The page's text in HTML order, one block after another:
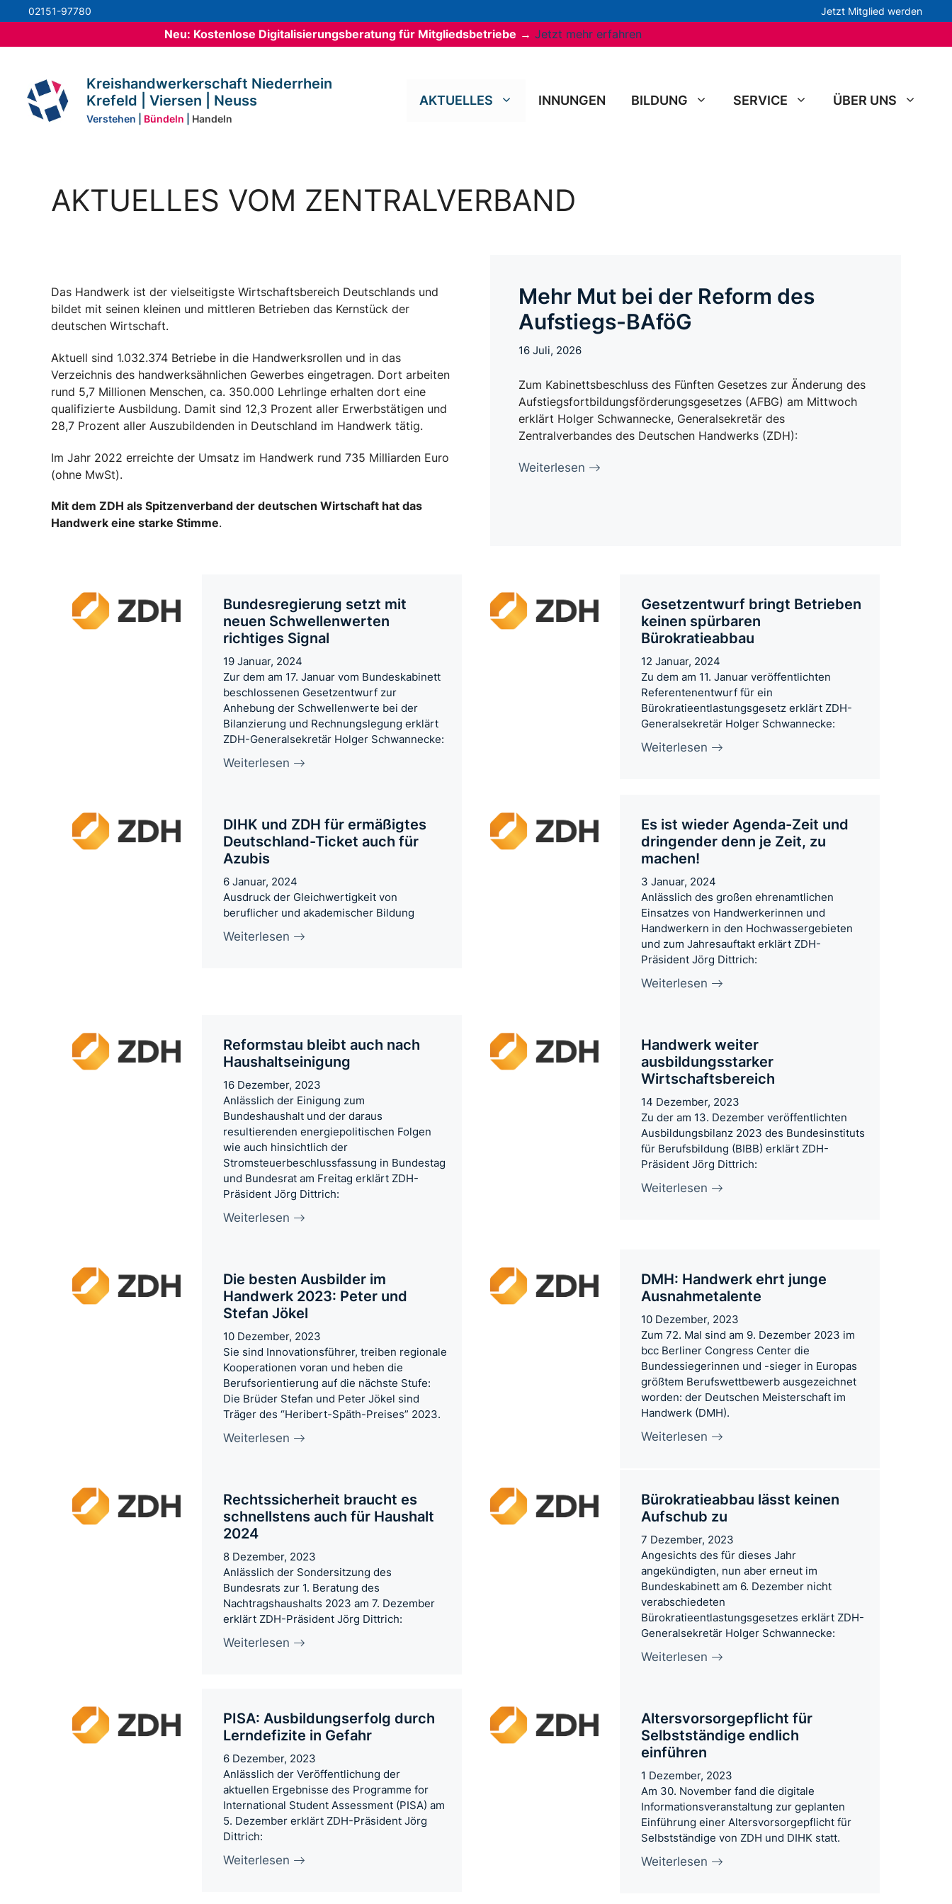
Inhalt
02151-97780 Jetzt Mitglied werden
Neu: Kostenlose Digitalisierungsberatung für Mitgliedsbetriebe → Jetzt mehr erfahren
Kreishandwerkerschaft Niederrhein
Krefeld | Viersen | Neuss
Verstehen Bündeln Handeln
AKTUELLES INNUNGEN BILDUNG SERVICE ÜBER UNS
AKTUELLES VOM ZENTRALVERBAND
Das Handwerk ist der vielseitigste Wirtschaftsbereich Deutschlands und
bildet mit seinen kleinen und mittleren Betrieben das Kernstück der
deutschen Wirtschaft.
Aktuell sind 1.032.374 Betriebe in die Handwerksrollen und in das
Verzeichnis des handwerksähnlichen Gewerbes eingetragen. Dort arbeiten
rund 5,7 Millionen Menschen, ca. 350.000 Lehrlinge erhalten dort eine
qualifizierte Ausbildung. Damit sind 12,3 Prozent aller Erwerbstätigen und
28,7 Prozent aller Auszubildenden in Deutschland im Handwerk tätig.
Im Jahr 2022 erreichte der Umsatz im Handwerk rund 735 Milliarden Euro
(ohne MwSt).
Mit dem ZDH als Spitzenverband der deutschen Wirtschaft hat das
Handwerk eine starke Stimme.
Mehr Mut bei der Reform des
Aufstiegs-BAföG
16 Juli, 2026
Zum Kabinettsbeschluss des Fünften Gesetzes zur Änderung des
Aufstiegsfortbildungsförderungsgesetzes (AFBG) am Mittwoch
erklärt Holger Schwannecke, Generalsekretär des
Zentralverbandes des Deutschen Handwerks (ZDH):
Weiterlesen
Bundesregierung setzt mit
neuen Schwellenwerten
richtiges Signal
19 Januar, 2024
Zur dem am 17. Januar vom Bundeskabinett
beschlossenen Gesetzentwurf zur
Anhebung der Schwellenwerte bei der
Bilanzierung und Rechnungslegung erklärt
ZDH-Generalsekretär Holger Schwannecke:
Weiterlesen
Gesetzentwurf bringt Betrieben
keinen spürbaren
Bürokratieabbau
12 Januar, 2024
Zu dem am 11. Januar veröffentlichten
Referentenentwurf für ein
Bürokratieentlastungsgesetz erklärt ZDH-
Generalsekretär Holger Schwannecke:
Weiterlesen
DIHK und ZDH für ermäßigtes
Deutschland-Ticket auch für
Azubis
6 Januar, 2024
Ausdruck der Gleichwertigkeit von
beruflicher und akademischer Bildung
Weiterlesen
Es ist wieder Agenda-Zeit und
dringender denn je Zeit, zu
machen!
3 Januar, 2024
Anlässlich des großen ehrenamtlichen
Einsatzes von Handwerkerinnen und
Handwerkern in den Hochwassergebieten
und zum Jahresauftakt erklärt ZDH-
Präsident Jörg Dittrich:
Weiterlesen
Reformstau bleibt auch nach
Haushaltseinigung
16 Dezember, 2023
Anlässlich der Einigung zum
Bundeshaushalt und der daraus
resultierenden energiepolitischen Folgen
wie auch hinsichtlich der
Stromsteuerbeschlussfassung in Bundestag
und Bundesrat am Freitag erklärt ZDH-
Präsident Jörg Dittrich:
Weiterlesen
Handwerk weiter
ausbildungsstarker
Wirtschaftsbereich
14 Dezember, 2023
Zu der am 13. Dezember veröffentlichten
Ausbildungsbilanz 2023 des Bundesinstituts
für Berufsbildung (BIBB) erklärt ZDH-
Präsident Jörg Dittrich:
Weiterlesen
Die besten Ausbilder im
Handwerk 2023: Peter und
Stefan Jökel
10 Dezember, 2023
Sie sind Innovationsführer, treiben regionale
Kooperationen voran und heben die
Berufsorientierung auf die nächste Stufe:
Die Brüder Stefan und Peter Jökel sind
Träger des “Heribert-Späth-Preises” 2023.
Weiterlesen
DMH: Handwerk ehrt junge
Ausnahmetalente
10 Dezember, 2023
Zum 72. Mal sind am 9. Dezember 2023 im
bcc Berliner Congress Center die
Bundessiegerinnen und -sieger in Europas
größtem Berufswettbewerb ausgezeichnet
worden: der Deutschen Meisterschaft im
Handwerk (DMH).
Weiterlesen
Rechtssicherheit braucht es
schnellstens auch für Haushalt
2024
8 Dezember, 2023
Anlässlich der Sondersitzung des
Bundesrats zur 1. Beratung des
Nachtragshaushalts 2023 am 7. Dezember
erklärt ZDH-Präsident Jörg Dittrich:
Weiterlesen
Bürokratieabbau lässt keinen
Aufschub zu
7 Dezember, 2023
Angesichts des für dieses Jahr
angekündigten, nun aber erneut im
Bundeskabinett am 6. Dezember nicht
verabschiedeten
Bürokratieentlastungsgesetzes erklärt ZDH-
Generalsekretär Holger Schwannecke:
Weiterlesen
PISA: Ausbildungserfolg durch
Lerndefizite in Gefahr
6 Dezember, 2023
Anlässlich der Veröffentlichung der
aktuellen Ergebnisse des Programme for
International Student Assessment (PISA) am
5. Dezember erklärt ZDH-Präsident Jörg
Dittrich:
Weiterlesen
Altersvorsorgepflicht für
Selbstständige endlich
einführen
1 Dezember, 2023
Am 30. November fand die digitale
Informationsveranstaltung zur geplanten
Einführung einer Altersvorsorgepflicht für
Selbstständige von ZDH und DIHK statt.
Weiterlesen